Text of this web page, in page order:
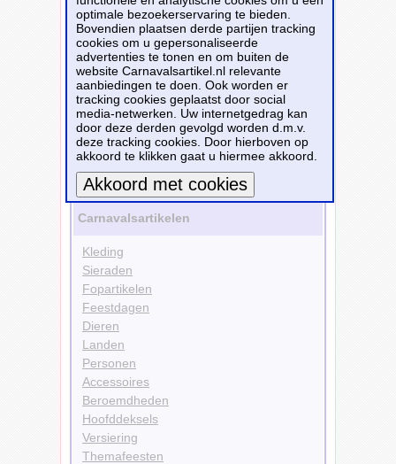
Bestellen
Personen
Skelet
Feestdagen
Huwelijk
Themafeesten
Halloween
Bekijk alle carnavalsartikelen
Carnavalsartikelen
Kleding
Sieraden
Fopartikelen
Feestdagen
Dieren
Landen
Personen
Accessoires
Beroemdheden
Hoofddeksels
Versiering
Themafeesten
optimale bezoekerservaring te bieden.
Bovendien plaatsen derde partijen tracking
cookies om u gepersonaliseerde
advertenties te tonen en om buiten de
website Carnavalsartikel.nl relevante
aanbiedingen te doen. Ook worden er
tracking cookies geplaatst door social
media-netwerken. Uw internetgedrag kan
door deze derden gevolgd worden d.m.v.
deze tracking cookies. Door hierboven op
akkoord te klikken gaat u hiermee akkoord.
Meer informatie